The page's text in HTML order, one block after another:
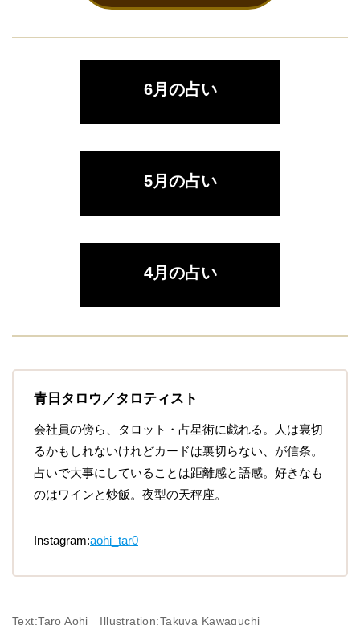
6月の占い
5月の占い
4月の占い
青日タロウ／タロティスト
会社員の傍ら、タロット・占星術に戯れる。人は裏切
るかもしれないけれどカードは裏切らない、が信条。
占いで大事にしていることは距離感と語感。好きなも
のはワインと炒飯。夜型の天秤座。
Instagram:aohi_tar0
Text:Taro Aohi Illustration:Takuya Kawaguchi